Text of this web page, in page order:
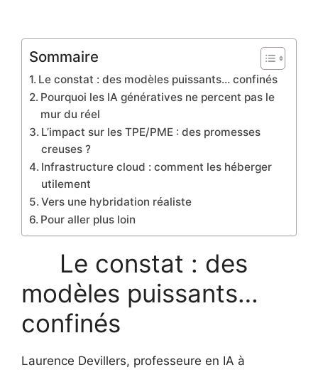
Sommaire
Le constat : des modèles puissants… confinés
Pourquoi les IA génératives ne percent pas le
mur du réel
L’impact sur les TPE/PME : des promesses
creuses ?
Infrastructure cloud : comment les héberger
utilement
Vers une hybridation réaliste
Pour aller plus loin
Le constat : des
modèles puissants…
confinés
Laurence Devillers, professeure en IA à